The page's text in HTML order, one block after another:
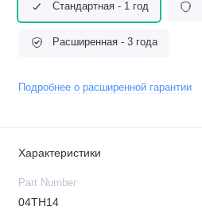
Стандартная - 1 год
Расширенная - 3 года
Подробнее о расширенной гарантии
Характеристики
Part Number
04TH14